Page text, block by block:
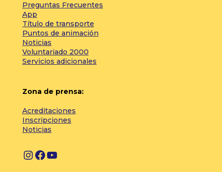
Preguntas Frecuentes
App
Título de transporte
Puntos de animación
Noticias
Voluntariado 2000
Servicios adicionales
Zona de prensa:
Acreditaciones
Inscripciones
Noticias
I
F Y